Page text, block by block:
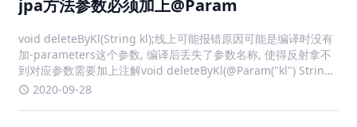
jpa方法参数必须加上@Param
void deleteByKl(String kl);线上可能报错原因可能是编译时没有
加-parameters这个参数, 编译后丢失了参数名称, 使得反射拿不
到对应参数需要加上注解void deleteByKl(@Param("kl") String
kl);同理public ResultVO de
2020-09-28